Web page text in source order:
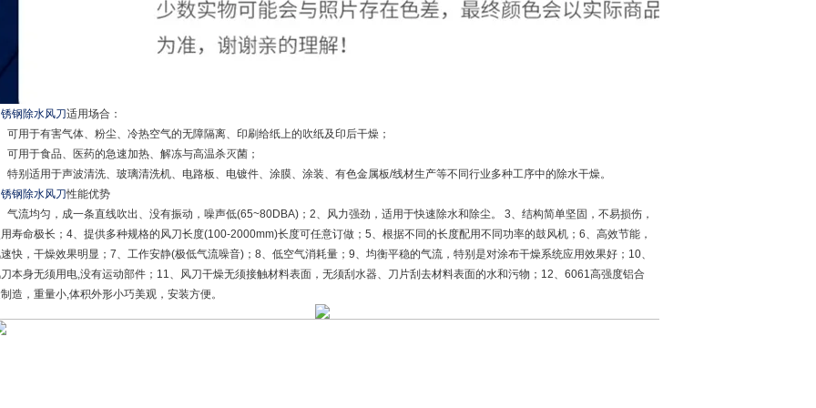
钢除水风刀适用场合：
可用于有害气体、粉尘、冷热空气的无障隔离、印刷给纸上的吹纸及印后干燥；
可用于食品、医药的急速加热、解冻与高温杀灭菌；
特别适用于声波清洗、玻璃清洗机、电路板、电镀件、涂膜、涂装、有色金属板/线材生产等不同行业多种工序中的除水干燥。
钢除水风刀性能优势
气流均匀，成一条直线吹出、没有振动，噪声低(65~80DBA)；2、风力强劲，适用于快速除水和除尘。 3、结构简单坚固，不易损伤，
寿命极长；4、提供多种规格的风刀长度(100-2000mm)长度可任意订做；5、根据不同的长度配用不同功率的鼓风机；6、高效节能，
快，干燥效果明显；7、工作安静(极低气流噪音)；8、低空气消耗量；9、均衡平稳的气流，特别是对涂布干燥系统应用效果好；10、
本身无须用电,没有运动部件；11、风刀干燥无须接触材料表面，无须刮水器、刀片刮去材料表面的水和污物；12、6061高强度铝合
造，重量小,体积外形小巧美观，安装方便。